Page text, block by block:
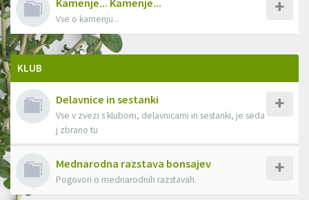
Kamenje... Kamenje...
Vse o kamenju...
KLUB
Delavnice in sestanki
Vse v zvezi s klubom, delavnicami in sestanki, je seda
j zbrano tu
Mednarodna razstava bonsajev
Pogovori o mednarodnih razstavah.